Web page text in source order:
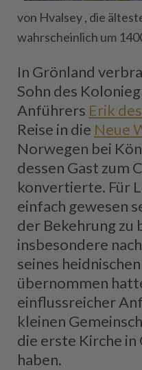
von Hvalsey , die
wahrscheinlich um
In Grönland
Sohn des
Anführers Erik
Reise in die Neue
Norwegen bei
dessen Gast zum
konvertierte. Für
einfach gewesen
der Bekehrung zu
insbesondere
seines
übernommen
einflussreicher
kleinen
die erste Kirche
haben.